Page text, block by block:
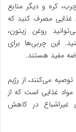
کره و دیگر منابع
غذایی مصرف کنید که
روغن زیتون،
این چربی‌ها برای
مفید هستند.
می‌کنند، از رژیم
مواد غذایی است که از
غیراشباع در کاهش